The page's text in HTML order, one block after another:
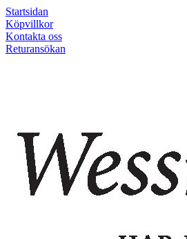
Startsidan
Köpvillkor
Kontakta oss
Returansökan